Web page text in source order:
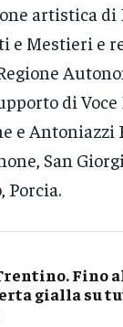
artistica
e Mestieri e
di
e Antoniazzi
San
Porcia.
Fino
gialla su